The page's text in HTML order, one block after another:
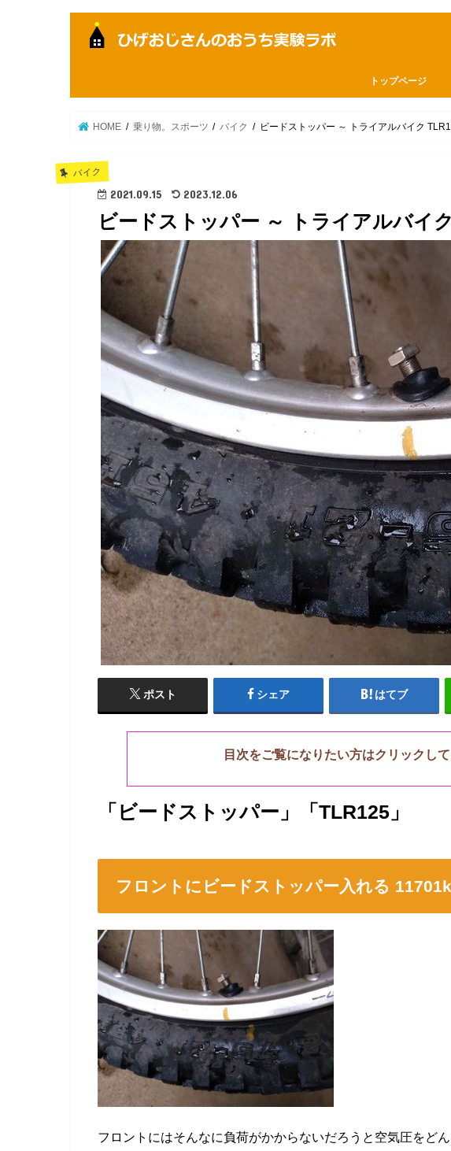
トップページ
HOME 乗り物。スポーツ バイク ビードストッパー ～ トライアルバイク
バイク
2021.09.15 2023.12.06
ビードストッパー ～ トライアルバイ
ポスト シェア はてブ
目次をご覧になりたい方はクリックし
「ビードストッパー」「TLR125」
フロントにビードストッパー入れる
フロントにはそんなに負荷がかからないだろうと空気圧をど